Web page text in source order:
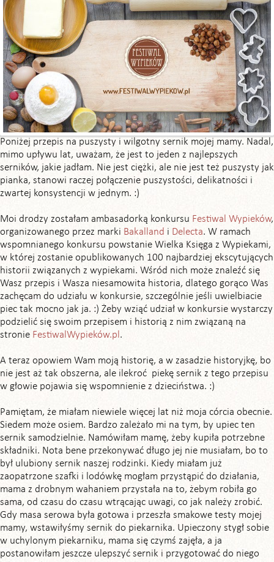
Poniżej przepis na puszysty i wilgotny sernik mojej mamy. Nadal,
mimo upływu lat, uważam, że jest to jeden z najlepszych
serników, jakie jadłam. Nie jest ciężki, ale nie jest też puszysty jak
pianka, stanowi raczej połączenie puszystości, delikatności i
zwartej konsystencji w jednym. :)
Moi drodzy zostałam ambasadorką konkursu Festiwal Wypieków,
organizowanego przez marki Bakalland i Delecta. W ramach
wspomnianego konkursu powstanie Wielka Księga z Wypiekami,
w której zostanie opublikowanych 100 najbardziej ekscytujących
historii związanych z wypiekami. Wśród nich może znaleźć się
Wasz przepis i Wasza niesamowita historia, dlatego gorąco Was
zachęcam do udziału w konkursie, szczególnie jeśli uwielbiacie
piec tak mocno jak ja. :) Żeby wziąć udział w konkursie wystarczy
podzielić się swoim przepisem i historią z nim związaną na
stronie FestiwalWypieków.pl .
A teraz opowiem Wam moją historię, a w zasadzie historyjkę, bo
nie jest aż tak obszerna, ale ilekroć piekę sernik z tego przepisu
w głowie pojawia się wspomnienie z dzieciństwa. :)
Pamiętam, że miałam niewiele więcej lat niż moja córcia obecnie.
Siedem może osiem. Bardzo zależało mi na tym, by upiec ten
sernik samodzielnie. Namówiłam mamę, żeby kupiła potrzebne
składniki. Nota bene przekonywać długo jej nie musiałam, bo to
był ulubiony sernik naszej rodzinki. Kiedy miałam już
zaopatrzone szafki i lodówkę mogłam przystąpić do działania,
mama z drobnym wahaniem przystała na to, żebym robiła go
sama, od czasu do czasu wtrącając uwagi, co jak należy zrobić.
Gdy masa serowa była gotowa i przeszła smakowe testy mojej
mamy, wstawiłyśmy sernik do piekarnika. Upieczony stygł sobie
w uchylonym piekarniku, mama się czymś zajęła, a ja
postanowiłam jeszcze ulepszyć sernik i przygotować do niego